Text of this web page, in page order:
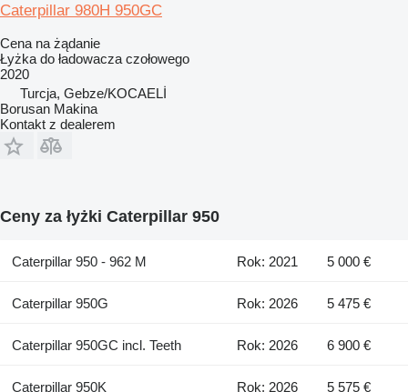
Caterpillar 980H 950GC
Cena na żądanie
Łyżka do ładowacza czołowego
2020
Turcja, Gebze/KOCAELİ
Borusan Makina
Kontakt z dealerem
Ceny za łyżki Caterpillar 950
Caterpillar 950 - 962 M Rok: 2021 5 000 €
Caterpillar 950G Rok: 2026 5 475 €
Caterpillar 950GC incl. Teeth Rok: 2026 6 900 €
Caterpillar 950K Rok: 2026 5 575 €